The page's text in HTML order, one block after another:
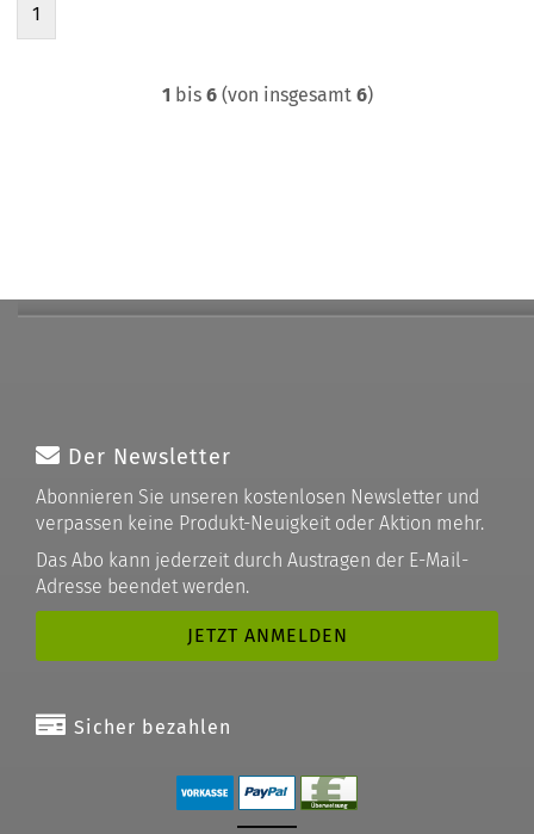
1
1 bis 6(von insgesamt 6)
Der Newsletter
Abonnieren Sie unseren kostenlosen Newsletter und
verpassen keine Produkt-Neuigkeit oder Aktion mehr.
Das Abo kann jederzeit durch Austragen der E-Mail-
Adresse beendet werden.
Sicher bezahlen